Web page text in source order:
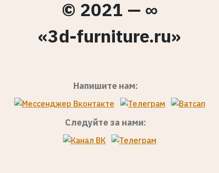
© 2021 — ∞
«3d-furniture.ru»
Напишите нам:
Следуйте за нами: